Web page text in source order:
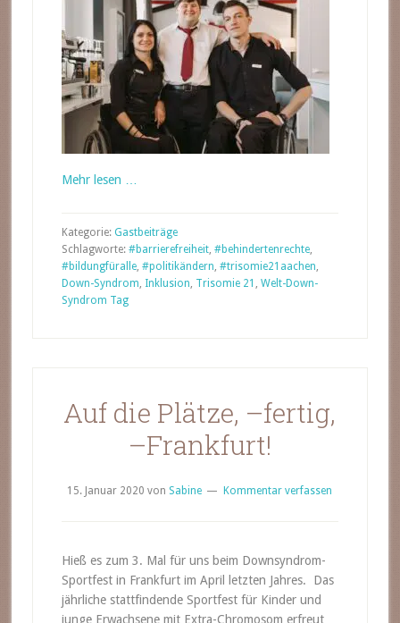
Mehr lesen …
Kategorie: Gastbeiträge
Schlagworte: #barrierefreiheit, #behindertenrechte,
#bildungfüralle, #politikändern #trisomie21aachen
Down-Syndrom Inklusion Trisomie 21
Welt-Down-
Syndrom Tag
Auf die Plätze, –fertig,
–Frankfurt!
15. Januar 2020 von Sabine Kommentar verfassen
Hieß es zum 3. Mal für uns beim Downsyndrom-
Sportfest in Frankfurt im April letzten Jahres. Das
jährliche stattfindende Sportfest für Kinder und
junge Erwachsene mit Extra-Chromosom erfreut